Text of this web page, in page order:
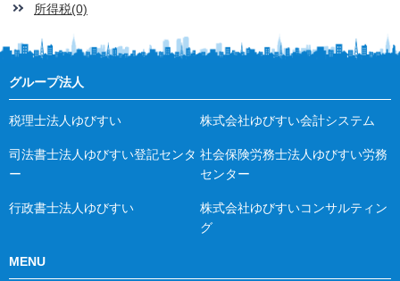
所得税(0)
グループ法人
税理士法人ゆびすい 株式会社ゆびすい会計システム
司法書士法人ゆびすい登記センタ
ー
社会保険労務士法人ゆびすい労務
センター
行政書士法人ゆびすい
株式会社ゆびすいコンサルティン
グ
MENU